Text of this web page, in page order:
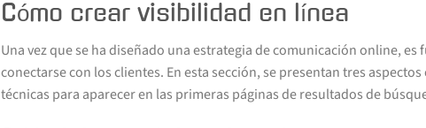
Cómo crear visibilidad en línea
Una vez que se ha diseñado una estrategia de comunicación online,
conectarse con los clientes. En esta sección, se presentan tres
técnicas para aparecer en las primeras páginas de resultados de